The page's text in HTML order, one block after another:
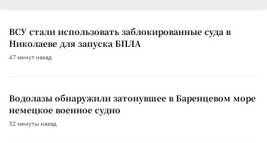
ВСУ стали использовать заблокированные суда в
Николаеве для запуска БПЛА
47 минут назад
Водолазы обнаружили затонувшее в Баренцевом море
немецкое военное судно
52 минуты назад